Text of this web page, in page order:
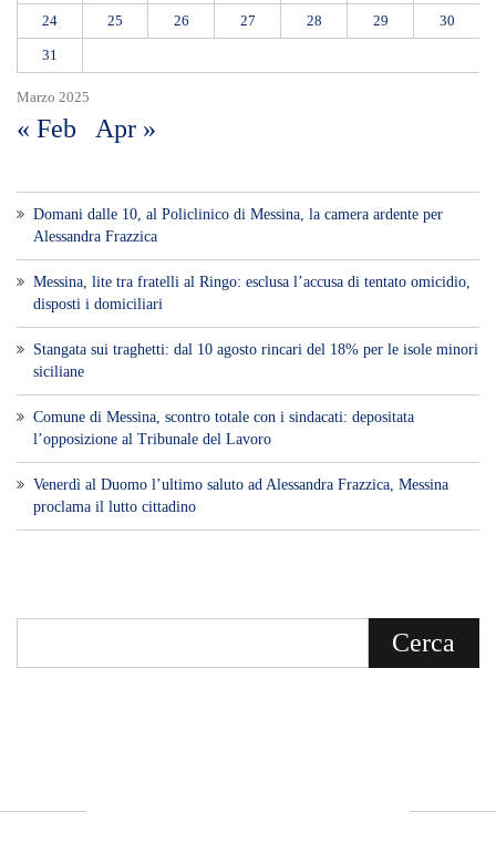
Marzo 2025
24 25 26 27 28 29 30
31
« Feb Apr »
Domani dalle 10, al Policlinico di Messina, la camera ardente per
Alessandra Frazzica
Messina, lite tra fratelli al Ringo: esclusa l’accusa di tentato omicidio,
disposti i domiciliari
Stangata sui traghetti: dal 10 agosto rincari del 18% per le isole minori
siciliane
Comune di Messina, scontro totale con i sindacati: depositata
l’opposizione al Tribunale del Lavoro
Venerdì al Duomo l’ultimo saluto ad Alessandra Frazzica, Messina
proclama il lutto cittadino